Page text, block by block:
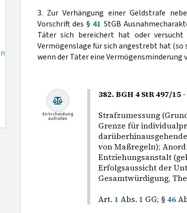
3. Zur Verhängung einer Geldstrafe
Vorschrift des §41 StGB
Täter sich bereichert hat oder
Vermögenslage für sich angestrebt hat (so
wenn der Täter eine Vermögensminderung
382. BGH 4 StR 497/
Strafzumessung
Grenze für
von Maßregeln);
Entziehungsanstalt
Erfolgsaussicht der
Gesamtwürdigung,
Art. 1 Abs. 1 GG; § 46
Entscheidung
aufrufen